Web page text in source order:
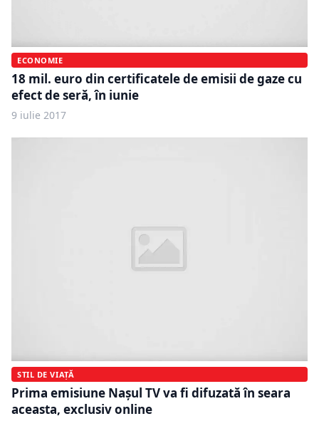
ECONOMIE
18 mil. euro din certificatele de emisii de gaze cu
efect de seră, în iunie
9 iulie 2017
STIL DE VIAȚĂ
Prima emisiune Naşul TV va fi difuzată în seara
aceasta, exclusiv online